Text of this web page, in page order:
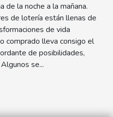
de la noche a la mañana.
de lotería están llenas de
de vida
comprado lleva consigo el
de posibilidades,
se...